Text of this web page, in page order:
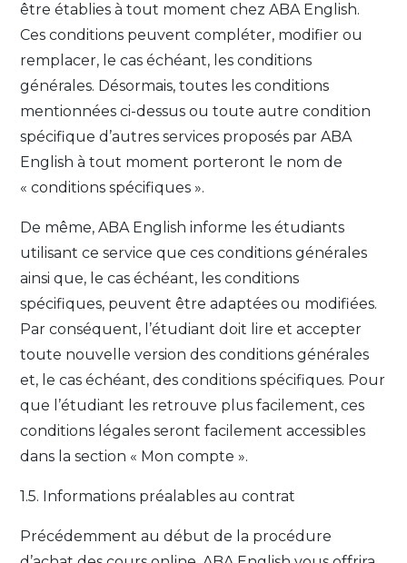
être établies à tout moment chez ABA English.
Ces conditions peuvent compléter, modifier ou
remplacer, le cas échéant, les conditions
générales. Désormais, toutes les conditions
mentionnées ci-dessus ou toute autre condition
spécifique d’autres services proposés par ABA
English à tout moment porteront le nom de
« conditions spécifiques ».
De même, ABA English informe les étudiants
utilisant ce service que ces conditions générales
ainsi que, le cas échéant, les conditions
spécifiques, peuvent être adaptées ou modifiées.
Par conséquent, l’étudiant doit lire et accepter
toute nouvelle version des conditions générales
et, le cas échéant, des conditions spécifiques. Pour
que l’étudiant les retrouve plus facilement, ces
conditions légales seront facilement accessibles
dans la section « Mon compte ».
1.5. Informations préalables au contrat
Précédemment au début de la procédure